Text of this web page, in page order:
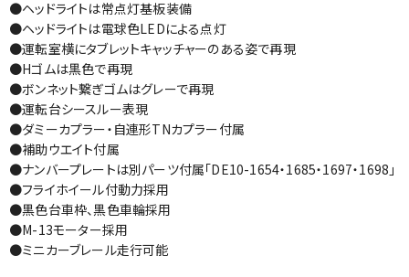
●ヘッドライトは常点灯基板装備
●ヘッドライトは電球色LEDによる点灯
●運転室横にタブレットキャッチャーのある姿で再現
●Hゴムは黒色で再現
●ボンネット繋ぎゴムはグレーで再現
●運転台シースルー表現
●ダミーカプラー・自連形TNカプラー付属
●補助ウエイト付属
●ナンバープレートは別パーツ付属「DE10-1654・1685・1697・1698」
●フライホイール付動力採用
●黒色台車枠、黒色車輪採用
●M-13モーター採用
●ミニカーブレール走行可能